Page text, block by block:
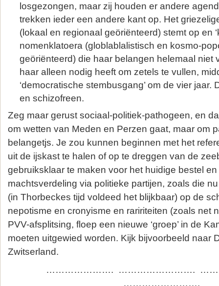
losgezongen, maar zij houden er andere
trekken ieder een andere kant op. Het
(lokaal en regionaal geöriënteerd) stemt op en
nomenklatoera (globlablalistisch en kosmo-
geöriënteerd) die haar belangen helemaal niet
haar alleen nodig heeft om zetels te vullen,
‘democratische stembusgang’ om de vier jaar.
en schizofreen.
Zeg maar gerust sociaal-politiek-pathogeen, en
om wetten van Meden en Perzen gaat, maar om
belangetjs. Je zou kunnen beginnen met het
uit de ijskast te halen of op te dreggen van de
gebruiksklaar te maken voor het huidige bestel
machtsverdeling via politieke partijen, zoals die
(in Thorbeckes tijd voldeed het blijkbaar) op de
nepotisme en cronyisme en raririteiten (zoals net
PVV-afsplitsing, floep een nieuwe ‘groep’ in de
moeten uitgewied worden. Kijk bijvoorbeeld naar
Zwitserland.
…………………. …………………….
…………………….